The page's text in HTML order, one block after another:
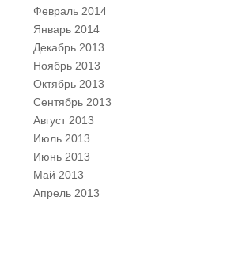
Февраль 2014
Январь 2014
Декабрь 2013
Ноябрь 2013
Октябрь 2013
Сентябрь 2013
Август 2013
Июль 2013
Июнь 2013
Май 2013
Апрель 2013